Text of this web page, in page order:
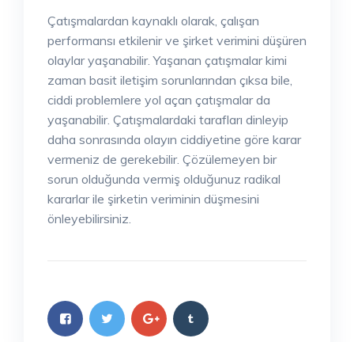
Çatışmalardan kaynaklı olarak, çalışan
performansı etkilenir ve şirket verimini düşüren
olaylar yaşanabilir. Yaşanan çatışmalar kimi
zaman basit iletişim sorunlarından çıksa bile,
ciddi problemlere yol açan çatışmalar da
yaşanabilir. Çatışmalardaki tarafları dinleyip
daha sonrasında olayın ciddiyetine göre karar
vermeniz de gerekebilir. Çözülemeyen bir
sorun olduğunda vermiş olduğunuz radikal
kararlar ile şirketin veriminin düşmesini
önleyebilirsiniz.